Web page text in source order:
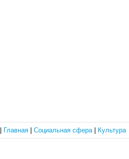
Главная Социальная сфера Культура